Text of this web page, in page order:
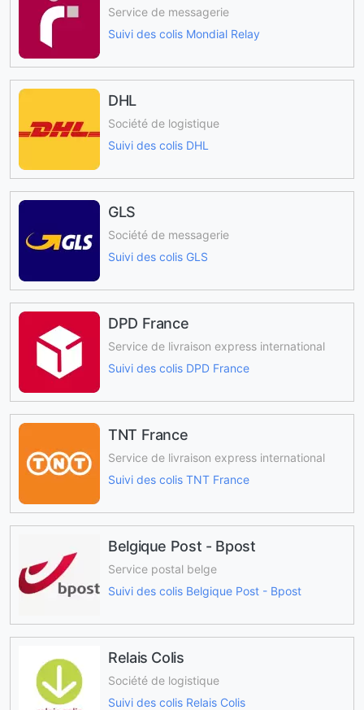
Service de messagerie
Suivi des colis Mondial Relay
DHL
Société de logistique
Suivi des colis DHL
GLS
Société de messagerie
Suivi des colis GLS
DPD France
Service de livraison express international
Suivi des colis DPD France
TNT France
Service de livraison express international
Suivi des colis TNT France
Belgique Post - Bpost
Service postal belge
Suivi des colis Belgique Post - Bpost
Relais Colis
Société de logistique
Suivi des colis Relais Colis